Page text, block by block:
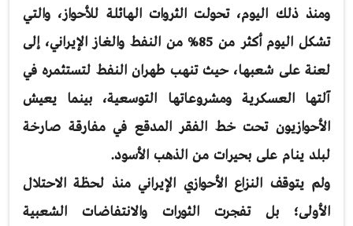
ومنذ ذلك اليوم، تحولت الثروات الهائلة للأحواز، والتي
تشكل اليوم أكثر من 85% من النفط والغاز الإيراني، إلى
لعنة على شعبها، حيث تنهب طهران النفط لتستثمره في
آلتها العسكرية ومشروعاتها التوسعية، بينما يعيش
الأحوازيون تحت خط الفقر المدقع في مفارقة صارخة
لبلد ينام على بحيرات من الذهب الأسود.
ولم يتوقف النزاع الأحوازي الإيراني منذ لحظة الاحتلال
الأولى؛ بل تفجرت الثورات والانتفاضات الشعبية